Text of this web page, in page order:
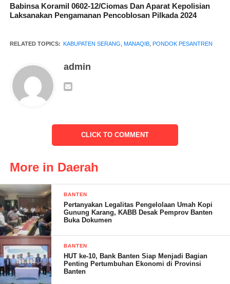
untuk lebih mendalami agama dan meningkatkan ketaqwaan
mereka.
Dengan penuh kekhusyukan dan ketundukan, para anggota
oleh Ustaz Jamaludin. Mereka merasa terinspirasi dan
SWT dan menjalani kehidupan yang penuh keberkahan.
Setelah acara Manaqib selesai, para anggota FKBB merasa
bersyukur dan bahagia karena telah diberi kesempatan untuk
menghadiri acara yang begitu bermakna ini. Mereka pun
berkomitmen untuk terus mengikuti kegiatan-kegiatan
Babinsa Koramil 0602-12/Ciomas Dan Aparat Kepolisian
Laksanakan Pengamanan Pencoblosan Pilkada 2024
RELATED TOPICS: KABUPATEN SERANG MANAQIB, PONDOK PESANTREN
admin
CLICK TO COMMENT
More in Daerah
BANTEN
Pertanyakan Legalitas Pengelolaan Umah Kopi
Gunung Karang, KABB Desak Pemprov Banten
Buka Dokumen
BANTEN
HUT ke-10, Bank Banten Siap Menjadi Bagian
Penting Pertumbuhan Ekonomi di Provinsi
Banten